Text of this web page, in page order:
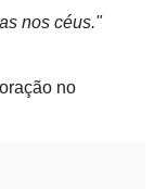
nos céus."
no